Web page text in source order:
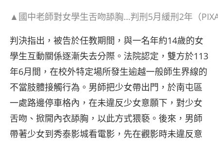
▲國中老師對女學生舌吻舔胸…判刑5月緩刑2年（
判決指出，被告於任教期間，與一名年約14歲的女
學生互動關係逐漸失去分際。法院認定，雙方於113
年6月間，在校外特定場所發生逾越一般師生界線的
不當肢體接觸行為。男師把少女帶出門，於南屯區
一處路邊停車格內，在未違反少女意願下，對少女
舌吻、掀開內衣舔胸，以此方式猥褻。後來，男師
帶著少女到秀泰影城看電影，先在觀影時未違反意